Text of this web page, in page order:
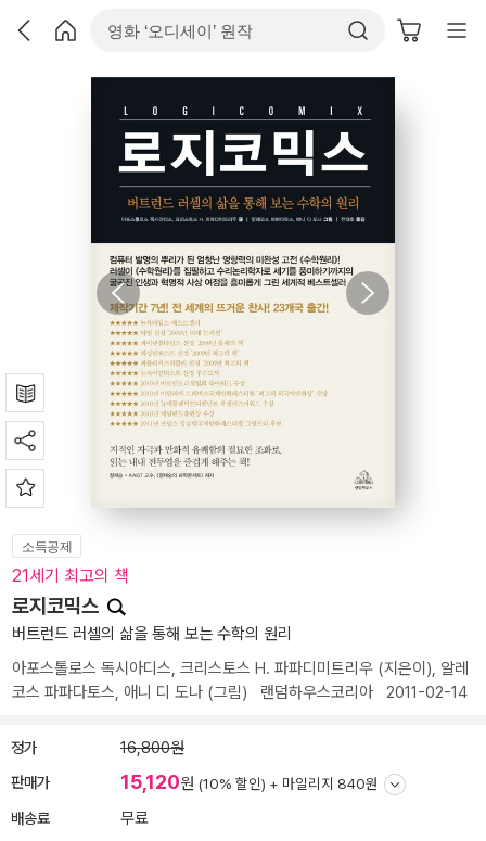
소득공제
21세기 최고의 책
로지코믹스
버트런드 러셀의 삶을 통해 보는 수학의 원리
아포스톨로스 독시아디스, 크리스토스 H. 파파디미트리우 (지은이), 알레
코스 파파다토스, 애니 디 도나 (그림) 랜덤하우스코리아 2011-02-14
정가 16,800원
판매가 15,120원 (10% 할인) + 마일리지 840원
배송료 무료